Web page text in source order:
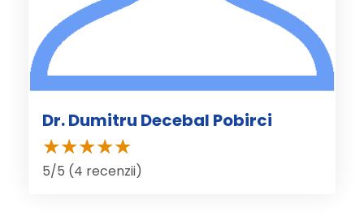
Dr. Dumitru Decebal Pobirci
5/5 (4 recenzii)